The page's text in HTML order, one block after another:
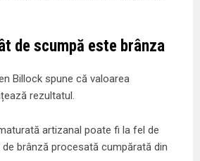
de scumpă este brânza
Billock spune că valoarea
rezultatul.
artizanal poate fi la fel de
de brânză procesată cumpărată din